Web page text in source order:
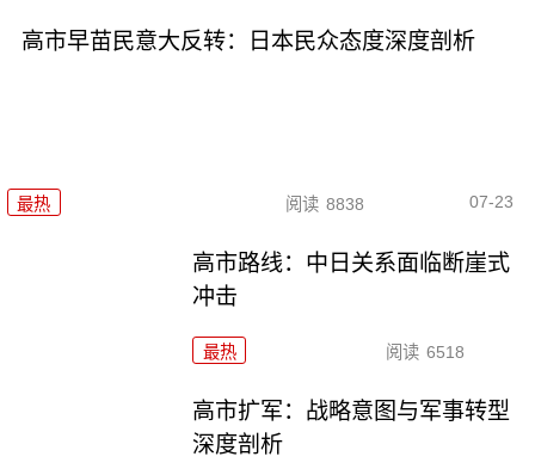
高市早苗民意大反转：日本民众态度深度剖析
最热 阅读 8838 07-23
高市路线：中日关系面临断崖式
冲击
最热 阅读 6518
高市扩军：战略意图与军事转型
深度剖析